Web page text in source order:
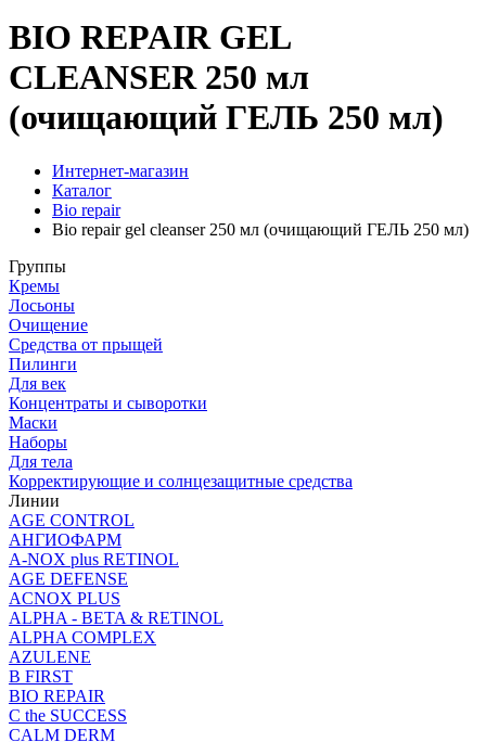
BIO REPAIR GEL
CLEANSER 250 мл
(очищающий ГЕЛЬ 250 мл)
Интернет-магазин
Каталог
Bio repair
Bio repair gel cleanser 250 мл (очищающий ГЕЛЬ 250 мл)
Группы
Кремы
Лосьоны
Очищение
Средства от прыщей
Пилинги
Для век
Концентраты и сыворотки
Маски
Наборы
Для тела
Корректирующие и солнцезащитные средства
Линии
AGE CONTROL
АНГИОФАРМ
A-NOX plus RETINOL
AGE DEFENSE
ACNOX PLUS
ALPHA - BETA & RETINOL
ALPHA COMPLEX
AZULENE
B FIRST
BIO REPAIR
C the SUCCESS
CALM DERM